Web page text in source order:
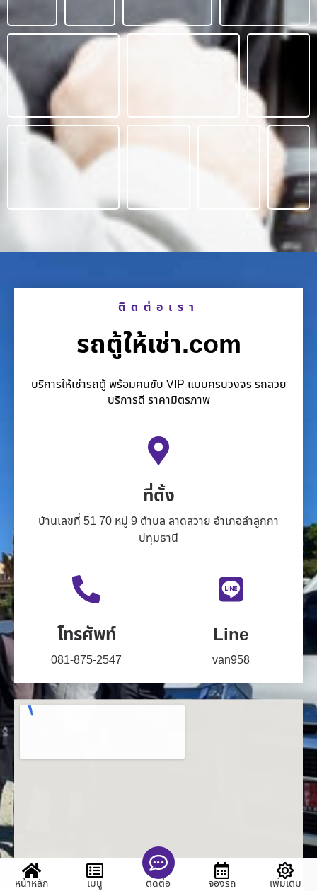
ติดต่อเรา
รถตู้ให้เช่า.com
บริการให้เช่ารถตู้ พร้อมคนขับ VIP แบบครบวงจร รถสวย
บริการดี ราคามิตรภาพ
ที่ตั้ง
บ้านเลขที่ 51 70 หมู่ 9 ตำบล ลาดสวาย อำเภอลำลูกกา
ปทุมธานี
โทรศัพท์
081-875-2547
Line
van958
หน้าหลัก เมนู ติดต่อ จองรถ เพิ่มเติม